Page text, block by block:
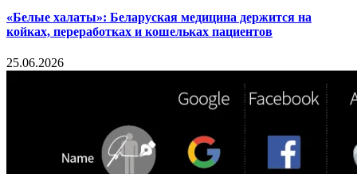
«Белые халаты»: Беларуская медицина держится на
койках, переработках и кошельках пациентов
25.06.2026